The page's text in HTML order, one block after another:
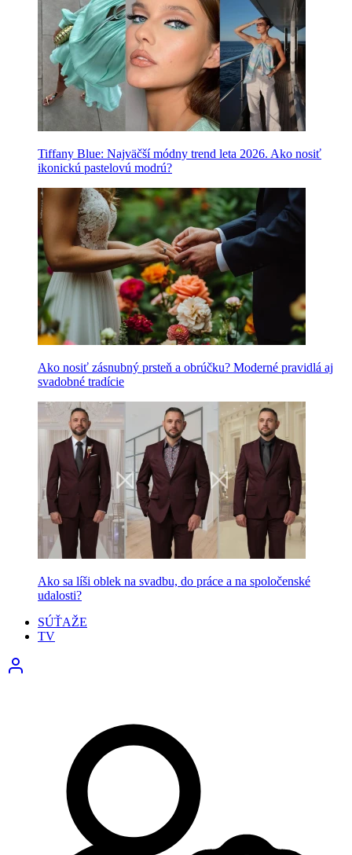
Tiffany Blue: Najväčší módny trend leta 2026. Ako nosiť
ikonickú pastelovú modrú?
Ako nosiť zásnubný prsteň a obrúčku? Moderné pravidlá aj
svadobné tradície
Ako sa líši oblek na svadbu, do práce a na spoločenské
udalosti?
SÚŤAŽE
TV